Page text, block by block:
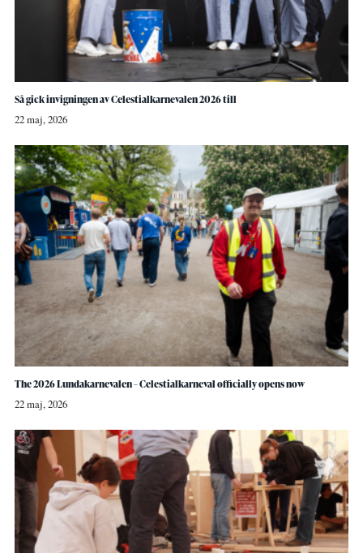
Så gick invigningen av Celestialkarnevalen 2026 till
22 maj, 2026
The 2026 Lundakarnevalen – Celestialkarneval officially opens now
22 maj, 2026